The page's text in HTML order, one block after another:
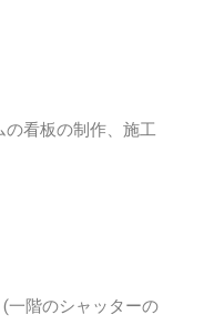
看板の制作、施工
階のシャッターの